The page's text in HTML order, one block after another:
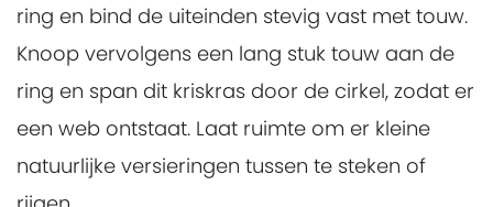
ring en bind de uiteinden stevig vast met touw.
Knoop vervolgens een lang stuk touw aan de
ring en span dit kriskras door de cirkel, zodat er
een web ontstaat. Laat ruimte om er kleine
natuurlijke versieringen tussen te steken of